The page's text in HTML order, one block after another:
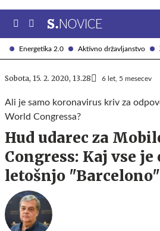
Energetika 2.0 Aktivno državljanstvo
Sobota, 15. 2. 2020, 13.28 6 let, 5 mesecev
Ali je samo koronavirus kriv za
World Congressa?
Hud udarec za
Congress: Kaj vse je
letošnjo